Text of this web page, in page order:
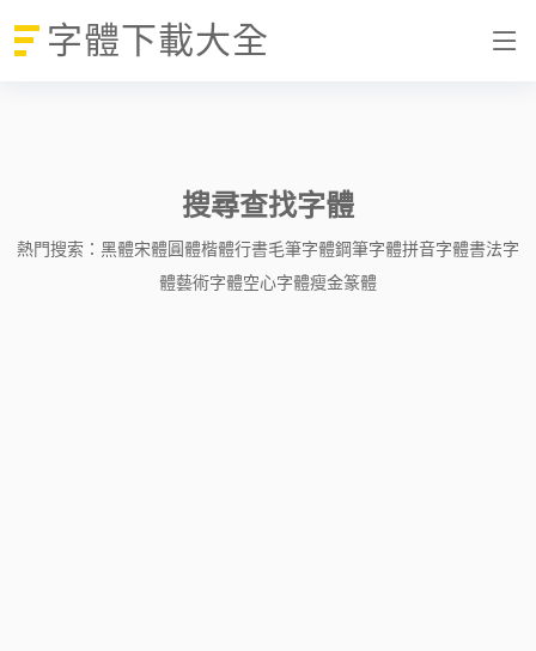
字體下載大全
搜尋查找字體
熱門搜索： 黑體宋體圓體楷體行書毛筆字體鋼筆字體拼音字體書法字
體藝術字體空心字體瘦金篆體